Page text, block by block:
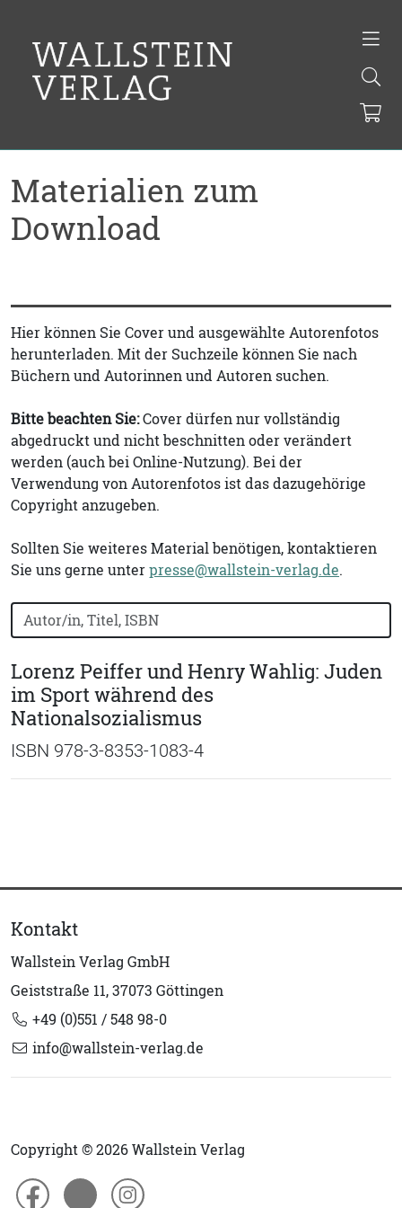
Materialien zum
Download
Hier können Sie Cover und ausgewählte Autorenfotos
herunterladen. Mit der Suchzeile können Sie nach
Büchern und Autorinnen und Autoren suchen.
Bitte beachten Sie:Cover dürfen nur vollständig
abgedruckt und nicht beschnitten oder verändert
werden (auch bei Online-Nutzung). Bei der
Verwendung von Autorenfotos ist das dazugehörige
Copyright anzugeben.
Sollten Sie weiteres Material benötigen, kontaktieren
Sie uns gerne unterpresse@wallstein-verlag.de.
Bücher nach Buchtitel, Autorennamen oder ISBN
Lorenz Peiffer und Henry Wahlig: Juden
im Sport während des
Nationalsozialismus
ISBN 978-3-8353-1083-4
Kontakt
Wallstein Verlag GmbH
Geiststraße 11, 37073 Göttingen
+49 (0)551 / 548 98-0
info@wallstein-verlag.de
Copyright © 2026 Wallstein Verlag